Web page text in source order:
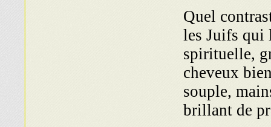
Quel
les Juifs qui
spirituelle,
cheveux
souple,
brillant de